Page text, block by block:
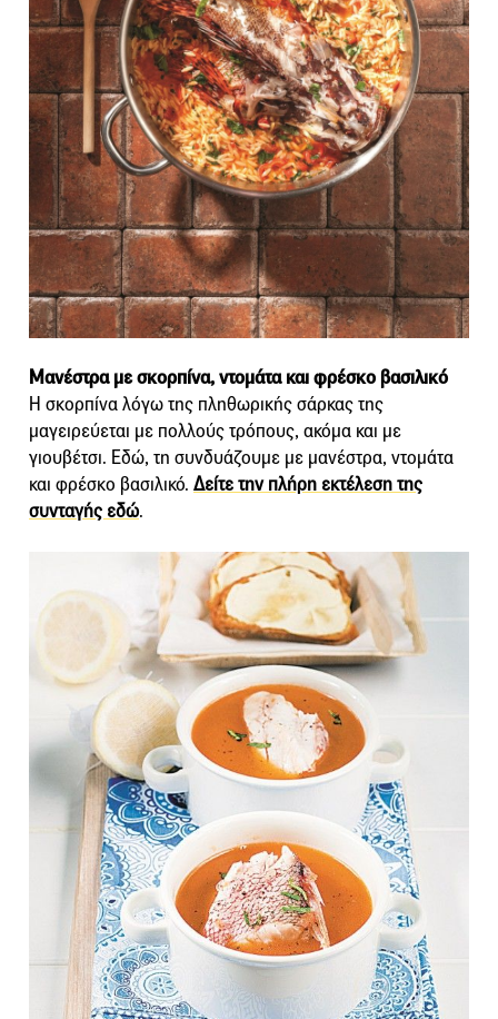
Μανέστρα με σκορπίνα, ντομάτα και φρέσκο βασιλικό
Η σκορπίνα λόγω της πληθωρικής σάρκας της
μαγειρεύεται με πολλούς τρόπους, ακόμα και με
γιουβέτσι. Εδώ, τη συνδυάζουμε με μανέστρα, ντομάτα
και φρέσκο βασιλικό. Δείτε την πλήρη εκτέλεση της
συνταγής εδώ.